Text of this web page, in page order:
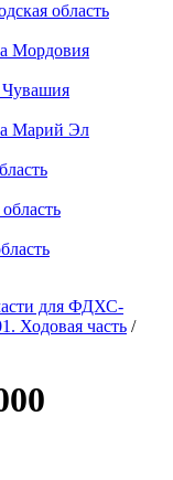
область
Мордовия
Чувашия
Марий Эл
для ФДХС-
Ходовая часть /